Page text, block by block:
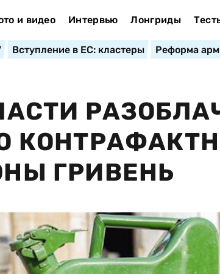
и видео Интервью Лонгриды
Вступление в ЕС: кластеры Реформа
ГРИВЕНЬ